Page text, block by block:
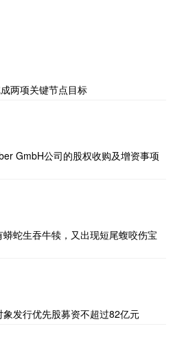
两项关键节点目标
GmbH公司的股权收购及增资事项
蛇生吞牛犊，又出现短尾蝮咬伤宝
发行优先股募资不超过82亿元